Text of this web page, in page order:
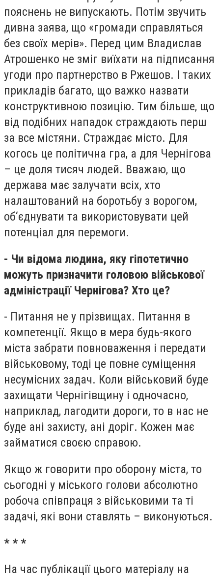
пояснень не випускають. Потім звучить
дивна заява, що «громади справляться
без своїх мерів». Перед цим Владислав
Атрошенко не зміг виїхати на підписання
угоди про партнерство в Ржешов. І таких
прикладів багато, що важко назвати
конструктивною позицію. Тим більше, що
від подібних нападок страждають перш
за все містяни. Страждає місто. Для
когось це політична гра, а для Чернігова
– це доля тисяч людей. Вважаю, що
держава має залучати всіх, хто
налаштований на боротьбу з ворогом,
об‘єднувати та використовувати цей
потенціал для перемоги.
- Чи відома людина, яку гіпотетично
можуть призначити головою військової
адміністрації Чернігова? Хто це?
- Питання не у прізвищах. Питання в
компетенції. Якщо в мера будь-якого
міста забрати повноваження і передати
військовому, тоді це повне суміщення
несумісних задач. Коли військовий буде
захищати Чернігівщину і одночасно,
наприклад, лагодити дороги, то в нас не
буде ані захисту, ані доріг. Кожен має
займатися своєю справою.
Якщо ж говорити про оборону міста, то
сьогодні у міського голови абсолютно
робоча співпраця з військовими та ті
задачі, які вони ставлять – виконуються.
* * *
На час публікації цього матеріалу на